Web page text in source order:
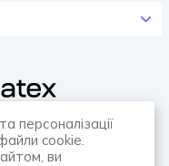
Власне виробництво.
персоналізації
cookie.
ви